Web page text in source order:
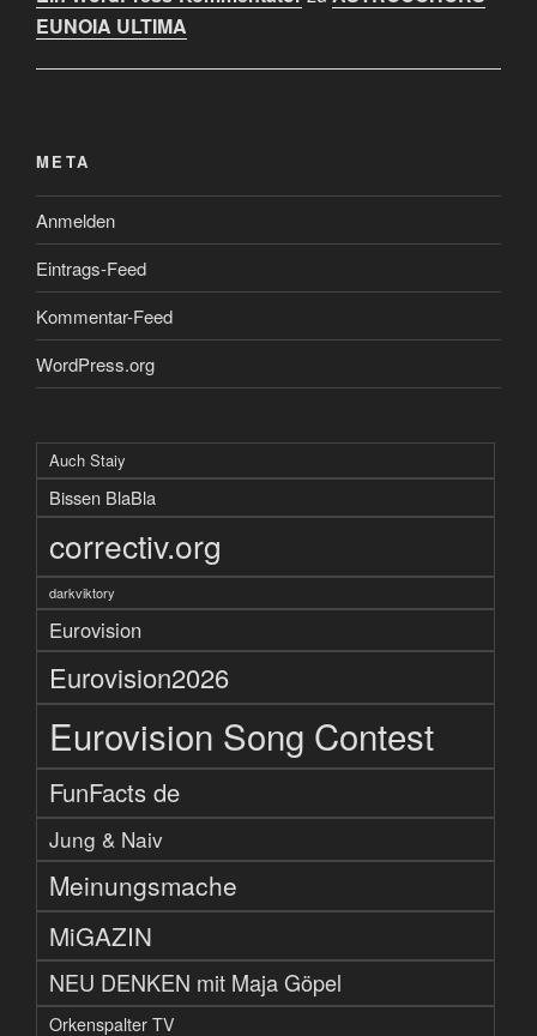
EUNOIA ULTIMA
META
Anmelden
Eintrags-Feed
Kommentar-Feed
WordPress.org
Auch Staiy
Bissen BlaBla
correctiv.org
darkviktory
Eurovision
Eurovision2026
Eurovision Song Contest
FunFacts de
Jung & Naiv
Meinungsmache
MiGAZIN
NEU DENKEN mit Maja Göpel
Orkenspalter TV